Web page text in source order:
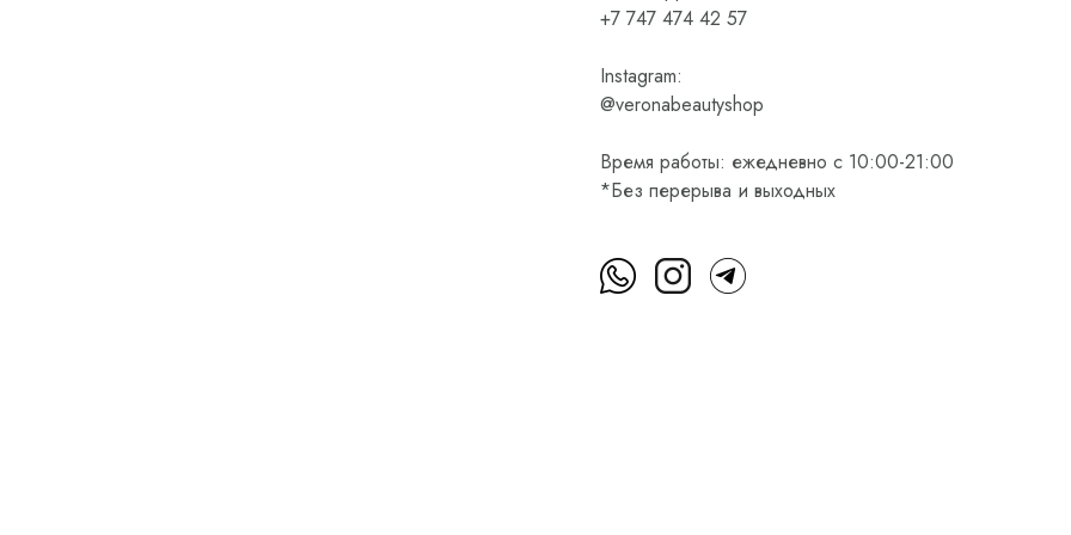
+7 747 474 42 57
Instagram:
@veronabeautyshop
Время работы: ежедневно с 10:00-21:00
*Без перерыва и выходных